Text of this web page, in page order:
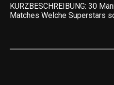
KURZBESCHREIBUNG: 30
Matches Welche Superstars